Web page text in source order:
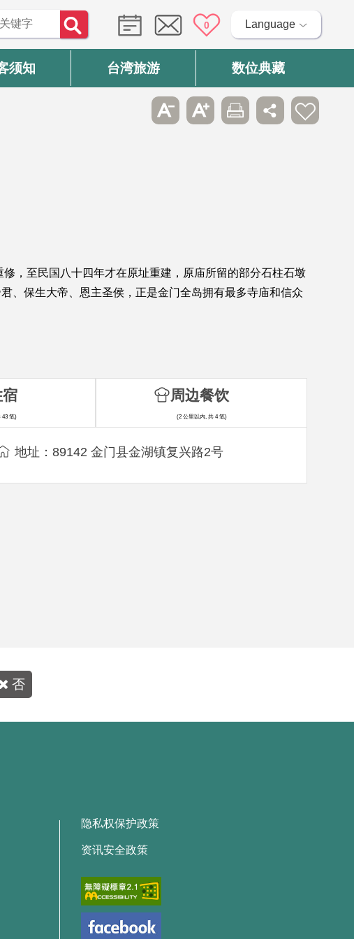
0 Language
须知 台湾旅游 数位典藏
，至民国八十四年才在原址重建，原庙所留的部分石柱石墩
、保生大帝、恩主圣侯，正是金门全岛拥有最多寺庙和信众
地址：89142 金门县金湖镇复兴路2号
宿
43 笔)
周边餐饮
(2 公里以内, 共 4 笔)
否
隐私权保护政策
资讯安全政策